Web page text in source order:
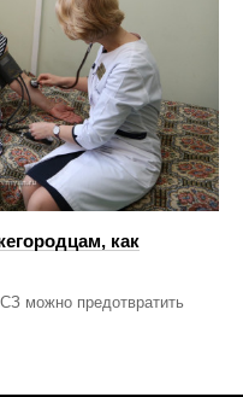
как
можно предотвратить